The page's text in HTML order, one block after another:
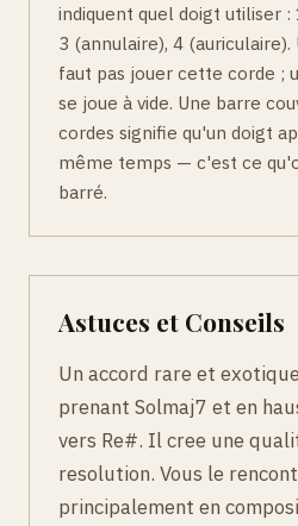
indiquent quel doigt utiliser :
3 (annulaire), 4 (auriculaire).
faut pas jouer cette corde ;
se joue à vide. Une barre
cordes signifie qu'un doigt
même temps — c'est ce
barré.
Astuces et Conseils
Un accord rare et
prenant Solmaj7 et en
vers Re#. Il cree une
resolution. Vous le
principalement en